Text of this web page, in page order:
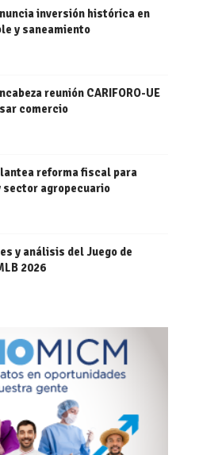
inversión histórica en
y saneamiento
reunión CARIFORO-UE
comercio
reforma fiscal para
sector agropecuario
y análisis del Juego de
2026